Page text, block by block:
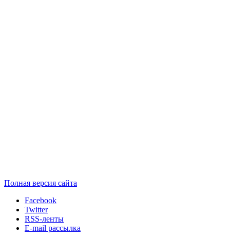
Полная версия сайта
Facebook
Twitter
RSS-ленты
E-mail рассылка